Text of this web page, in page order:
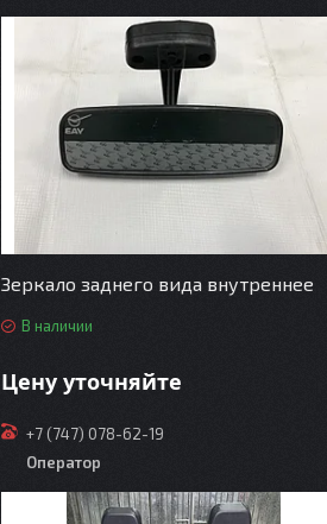
Зеркало заднего вида внутреннее
В наличии
Цену уточняйте
+7 (747) 078-62-19
Оператор